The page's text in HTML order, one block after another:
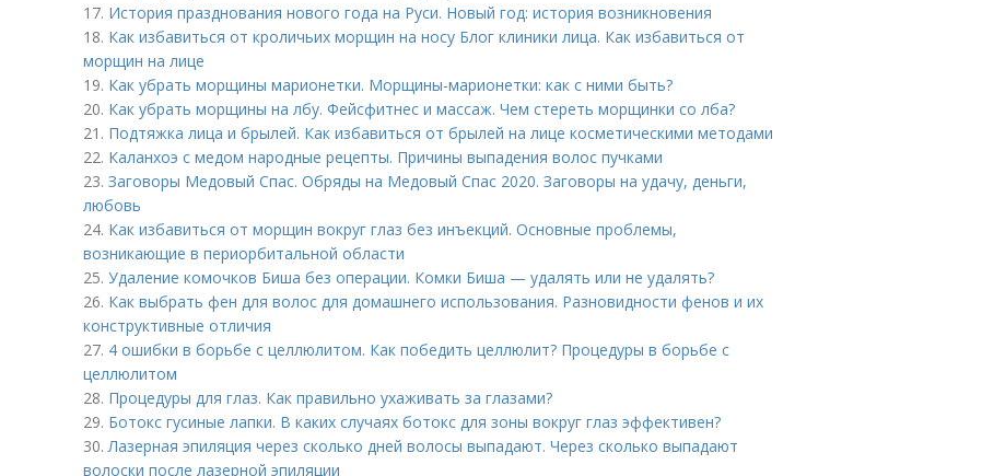
17. История празднования нового года на Руси. Новый год: история возникновения
18. Как избавиться от кроличьих морщин на носу Блог клиники лица. Как избавиться от
морщин на лице
19. Как убрать морщины марионетки. Морщины-марионетки: как с ними быть?
20. Как убрать морщины на лбу. Фейсфитнес и массаж. Чем стереть морщинки со лба?
21. Подтяжка лица и брылей. Как избавиться от брылей на лице косметическими методами
22. Каланхоэ с медом народные рецепты. Причины выпадения волос пучками
23. Заговоры Медовый Спас. Обряды на Медовый Спас 2020. Заговоры на удачу, деньги,
любовь
24. Как избавиться от морщин вокруг глаз без инъекций. Основные проблемы,
возникающие в периорбитальной области
25. Удаление комочков Биша без операции. Комки Биша — удалять или не удалять?
26. Как выбрать фен для волос для домашнего использования. Разновидности фенов и их
конструктивные отличия
27. 4 ошибки в борьбе с целлюлитом. Как победить целлюлит? Процедуры в борьбе с
целлюлитом
28. Процедуры для глаз. Как правильно ухаживать за глазами?
29. Ботокс гусиные лапки. В каких случаях ботокс для зоны вокруг глаз эффективен?
30.Лазерная эпиляция через сколько дней волосы выпадают. Через сколько выпадают
волоски после лазерной эпиляции